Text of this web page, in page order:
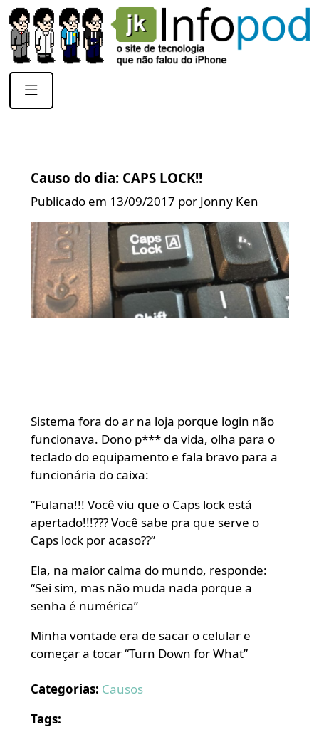
Causo do dia: CAPS LOCK!!
Publicado em 13/09/2017 por Jonny Ken
Sistema fora do ar na loja porque login não
funcionava. Dono p*** da vida, olha para o
teclado do equipamento e fala bravo para a
funcionária do caixa:
“Fulana!!! Você viu que o Caps lock está
apertado!!!??? Você sabe pra que serve o
Caps lock por acaso??”
Ela, na maior calma do mundo, responde:
“Sei sim, mas não muda nada porque a
senha é numérica”
Minha vontade era de sacar o celular e
começar a tocar “Turn Down for What”
Categorias: Causos
Tags: